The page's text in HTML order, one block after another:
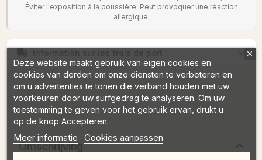
Éviter l'exposition à la poussière. Peut provoquer une réaction
allergique.
Omschrijving
Deze website maakt gebruik van eigen cookies en
cookies van derden om onze diensten te verbeteren en
om u advertenties te tonen die verband houden met uw
voorkeuren door uw surfgedrag te analyseren. Om uw
toestemming te geven voor het gebruik ervan, drukt u
op de knop Accepteren.
Meer informatie Cookies aanpassen